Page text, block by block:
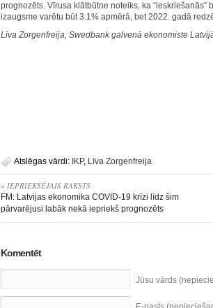
prognozēts. Vīrusa klātbūtne noteiks, ka
izaugsme varētu būt 3.1% apmērā, bet 2022. gadā
Līva Zorgenfreija, Swedbank galvenā ekonomiste
Atslēgas vārdi: IKP, Līva Zorgenfreija
« IEPRIEKŠĒJAIS RAKSTS
FM: Latvijas ekonomika COVID-19 krīzi līdz šim
pārvarējusi labāk nekā iepriekš prognozēts
Komentēt
Jūsu vārds